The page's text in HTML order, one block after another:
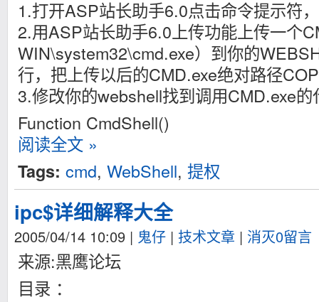
1.打开ASP站长助手6.0点击命令提示符
2.用ASP站长助手6.0上传功能上传一个
WIN\system32\cmd.exe）到你的
行，把上传以后的CMD.exe绝对路径
3.修改你的webshell找到调用CMD.exe的
Function CmdShell()
阅读全文 »
Tags: cmd, WebShell, 提权
ipc$详细解释大全
2005/04/14 10:09 | 鬼仔 | 技术文章 | 消灭0留言
来源:黑鹰论坛
目录 ：